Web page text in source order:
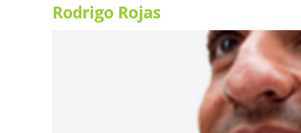
Rodrigo Rojas